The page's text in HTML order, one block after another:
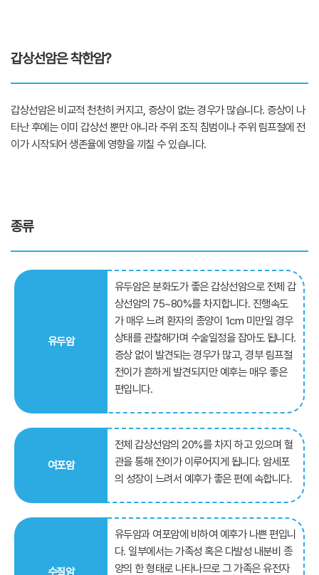
갑상선암은 착한암?
갑상선암은 비교적 천천히 커지고, 증상이 없는 경우가 많습니다. 증상이 나
타난 후에는 이미 갑상선 뿐만 아니라 주위 조직 침범이나 주위 림프절에 전
이가 시작되어 생존율에 영향을 끼칠 수 있습니다.
종류
유두암
유두암은 분화도가 좋은 갑상선암으로 전체 갑
상선암의 75~80%를 차지합니다. 진행속도
가 매우 느려 환자의 종양이 1cm 미만일 경우
상태를 관찰해가며 수술일정을 잡아도 됩니다.
증상 없이 발견되는 경우가 많고, 경부 림프절
전이가 흔하게 발견되지만 예후는 매우 좋은
편입니다.
여포암
전체 갑상선암의 20%를 차지 하고 있으며 혈
관을 통해 전이가 이루어지게 됩니다. 암세포
의 성장이 느려서 예후가 좋은 편에 속합니다.
수질암
유두암과 여포암에 비하여 예후가 나쁜 편입니
다. 일부에서는 가족성 혹은 다발성 내분비 종
양의 한 형태로 나타나므로 그 가족은 유전자